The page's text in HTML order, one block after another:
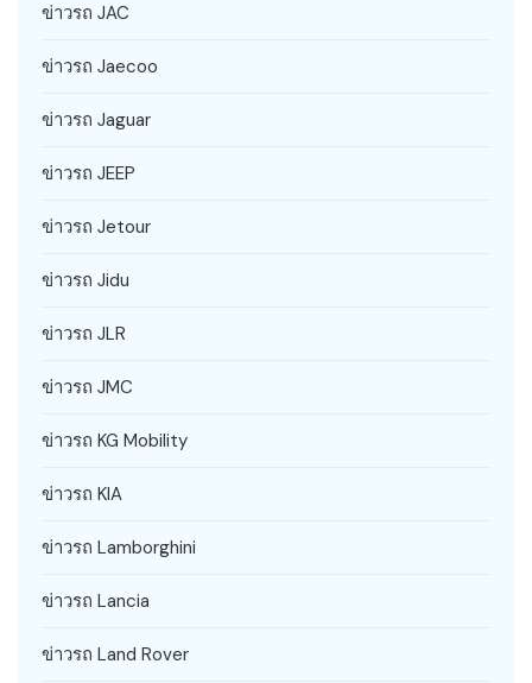
ข่าวรถ JAC
ข่าวรถ Jaecoo
ข่าวรถ Jaguar
ข่าวรถ JEEP
ข่าวรถ Jetour
ข่าวรถ Jidu
ข่าวรถ JLR
ข่าวรถ JMC
ข่าวรถ KG Mobility
ข่าวรถ KIA
ข่าวรถ Lamborghini
ข่าวรถ Lancia
ข่าวรถ Land Rover